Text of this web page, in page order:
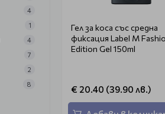
4
1
4
7
2
8
Гел за коса със средна
фиксация Label M
Edition Gel 150ml
€ 20.40 (39.90 лв.)